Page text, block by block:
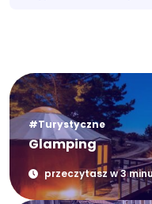
#Turystyczne
Glamping
przeczytasz w 3